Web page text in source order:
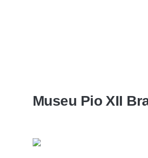
Museu Pio XII